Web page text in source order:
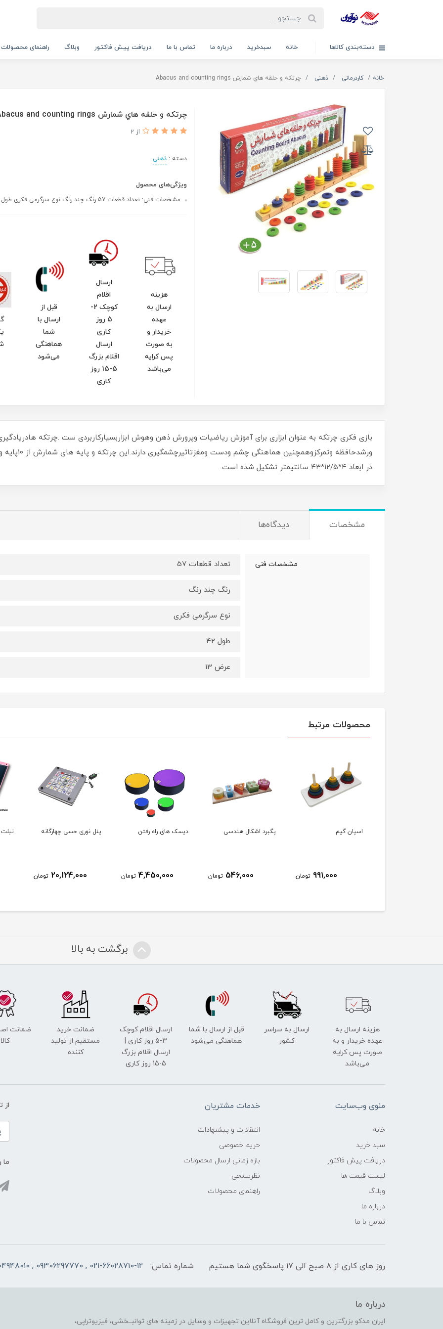
دسته‌بندی کالاها خانه سبدخرید درباره ما تماس با ما دریافت پیش فاکتور وبلاگ راهنمای محصولات
خانه کاردرمانی ذهنی چرتکه و حلقه هاي شمارش Abacus and counting rings
چرتکه و حلقه هاي شمارش Abacus and counting rings
از 2
دسته :ذهنی
ویژگی‌های محصول
مشخصات فنی: تعداد قطعات 57 رنگ چند رنگ نوع سرگرمی فکری طول 42 عرض 13
هزینه
ارسال به
عهده
خریدار و
به صورت
پس کرایه
می‌باشد
ارسال
اقلام
کوچک 2-
5 روز
کاری
ارسال
اقلام بزرگ
5-15 روز
کاری
قبل از
ارسال با
شما
هماهنگی
می‌شود
بازی فکری چرتکه به عنوان ابزاری برای آموزش ریاضیات وپرورش ذهن وهوش ابزاربسیارکاربردی ست .چرتکه
در ابعاد ۴*۱۲/۵*۴۳ سانتیمتر تشکیل شده است.
مشخصات دیدگاه‌ها
مشخصات فنی تعداد قطعات 57
رنگ چند رنگ
نوع سرگرمی فکری
طول 42
عرض 13
محصولات مرتبط
اسپان گیم
991,000 تومان
پگبرد اشکال هندسی
546,000 تومان
دیسک های راه رفتن
4,450,000 تومان
پنل نوری حسی چهارگانه
20,124,000 تومان
برگشت به بالا
هزینه ارسال به
عهده خریدار و به
صورت پس کرایه
می‌باشد
ارسال به سراسر
کشور
قبل از ارسال با شما
هماهنگی می‌شود
ارسال اقلام کوچک
3-5 روز کاری |
ارسال اقلام بزرگ
5-15 روز کاری
ضمانت خرید
مستقیم از تولید
کننده
ضمانت
کالا
منوی وب‌سایت
خانه
سبد خرید
دریافت پیش فاکتور
لیست قیمت ها
وبلاگ
درباره ما
تماس با ما
خدمات مشتریان
انتقادات و پیشنهادات
حریم خصوصی
بازه زمانی ارسال محصولات
نظرسنجی
راهنمای محصولات
از
ما
روز های کاری از 8 صبح الی 17 پاسخگوی شما هستیم شماره تماس: 021-66028710-12 , 09306297770 , 09104948010
درباره ما
ایران مدکو بزرگترین و کامل ترین فروشگاه آنلاین تجهیزات و وسایل در زمینه های توانبــخشی، فیزیوتراپی،